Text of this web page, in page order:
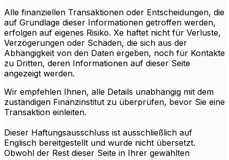
Alle finanziellen Transaktionen oder Entscheidungen, die
auf Grundlage dieser Informationen getroffen werden,
erfolgen auf eigenes Risiko. Xe haftet nicht für Verluste,
Verzögerungen oder Schäden, die sich aus der
Abhängigkeit von den Daten ergeben, noch für Kontakte
zu Dritten, deren Informationen auf dieser Seite
angezeigt werden.
Wir empfehlen Ihnen, alle Details unabhängig mit dem
zuständigen Finanzinstitut zu überprüfen, bevor Sie eine
Transaktion einleiten.
Dieser Haftungsausschluss ist ausschließlich auf
Englisch bereitgestellt und wurde nicht übersetzt.
Obwohl der Rest dieser Seite in Ihrer gewählten